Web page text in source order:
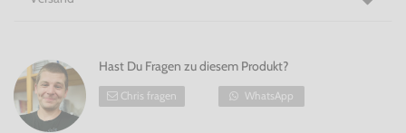
Hast Du Fragen zu diesem Produkt?
Chris fragen WhatsApp